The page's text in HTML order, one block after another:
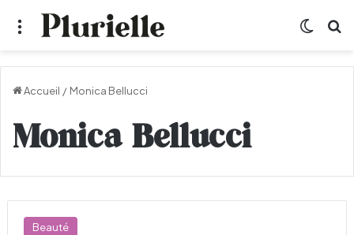
Menu
Accueil / Monica Bellucci
Monica Bellucci
Beauté